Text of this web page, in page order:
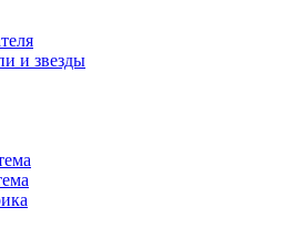
и звезды